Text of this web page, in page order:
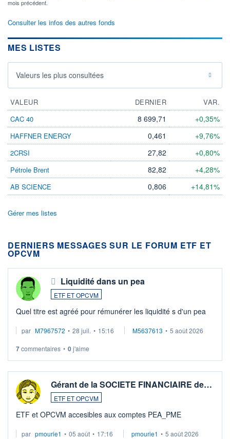
mois précédent.
Consulter les infos des autres fonds
MES LISTES
Valeurs les plus consultées
VALEUR DERNIER
VAR.
CAC 40
8 699,71 +0,35%
HAFFNER ENERGY 0,461 +9,76%
2CRSI 27,82 +0,80%
Pétrole Brent 82,82 +4,28%
AB SCIENCE 0,806 +14,81%
Gérer mes listes
DERNIERS MESSAGES SUR LE FORUM ETF ET
OPCVM
Liquidité dans un pea
ETF ET OPCVM
Quel titre est agréé pour rémunérer les liquidité s d'un pea
par M7967572 • 28 juil. • 15:16 M5637613 • 5 août 2026
7commentaires • 0j'aime
Gérant de la SOCIETE FINANCIAIRE de…
ETF ET OPCVM
ETF et OPCVM accesibles aux comptes PEA_PME
par pmourie1 • 05 août • 17:16 pmourie1 • 5 août 2026